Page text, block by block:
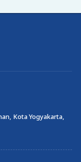
Kota Yogyakarta,